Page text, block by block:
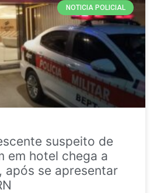
NOTICIA POLICIAL
suspeito de
em hotel chega a
após se apresentar